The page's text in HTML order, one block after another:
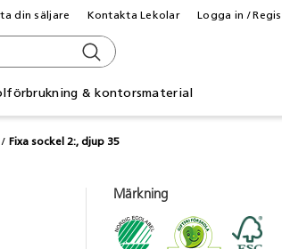
& kontorsmaterial
din säljare Kontakta Lekolar Logga in /
Fixa sockel 2:, djup 35
Märkning